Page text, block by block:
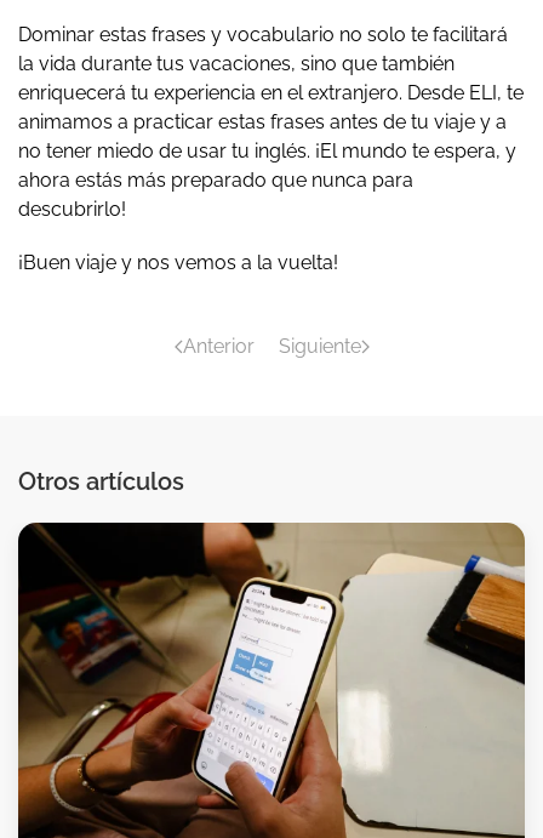
Dominar estas frases y vocabulario no solo te facilitará
la vida durante tus vacaciones, sino que también
enriquecerá tu experiencia en el extranjero. Desde ELI, te
animamos a practicar estas frases antes de tu viaje y a
no tener miedo de usar tu inglés. ¡El mundo te espera, y
ahora estás más preparado que nunca para
descubrirlo!
¡Buen viaje y nos vemos a la vuelta!
Anterior Siguiente
Otros artículos